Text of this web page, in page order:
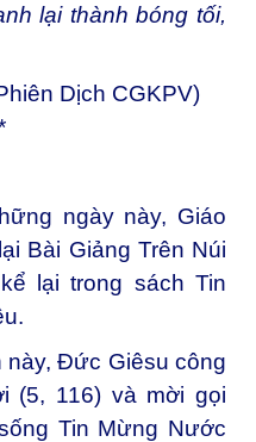
lại thành bóng tối,
Dịch CGKPV)
ngày này, Giáo
Bài Giảng Trên Núi
lại trong sách Tin
này, Đức Giêsu công
(5, 116) và mời gọi
Tin Mừng Nước